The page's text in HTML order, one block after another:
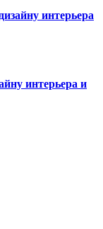
интерьера
интерьера и